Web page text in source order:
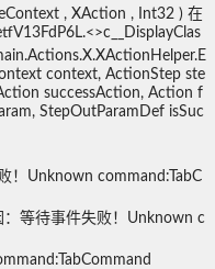
, XAction , Int32 ) 在
context, ActionStep ste
successAction, Action f
StepOutParamDef isSuc
！Unknown command:TabC
等待事件失败！Unknown c